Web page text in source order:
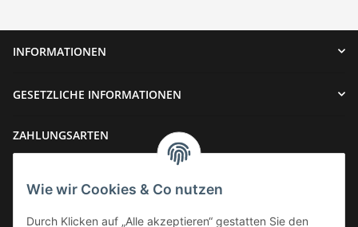
INFORMATIONEN
GESETZLICHE INFORMATIONEN
ZAHLUNGSARTEN
Wie wir Cookies & Co nutzen
Durch Klicken auf „Alle akzeptieren“ gestatten Sie den